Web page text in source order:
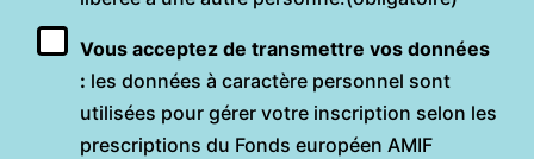
Vous acceptez de transmettre vos données
: les données à caractère personnel sont
utilisées pour gérer votre inscription selon les
prescriptions du Fonds européen AMIF